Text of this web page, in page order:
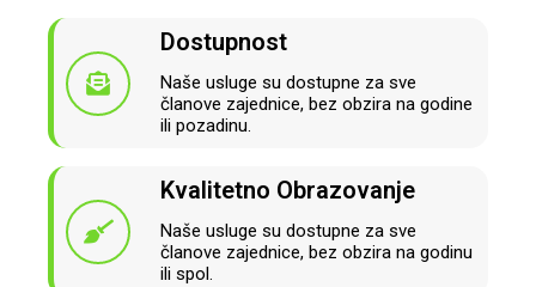
Dostupnost
Naše usluge su dostupne za sve
članove zajednice, bez obzira na godine
ili pozadinu.
Kvalitetno Obrazovanje
Naše usluge su dostupne za sve
članove zajednice, bez obzira na godinu
ili spol.